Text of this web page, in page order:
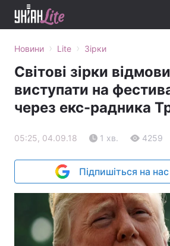
Новини › Lite › Зірки
Світові зірки
виступати на
через екс-радника
05:25, 04.09.18 1 хв. 4259
Підпишіться на